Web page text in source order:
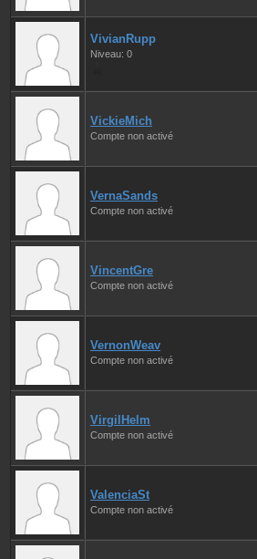
VivianRupp
Niveau: 0
VickieMich
Compte non activé
VernaSands
Compte non activé
VincentGre
Compte non activé
VernonWeav
Compte non activé
VirgilHelm
Compte non activé
ValenciaSt
Compte non activé